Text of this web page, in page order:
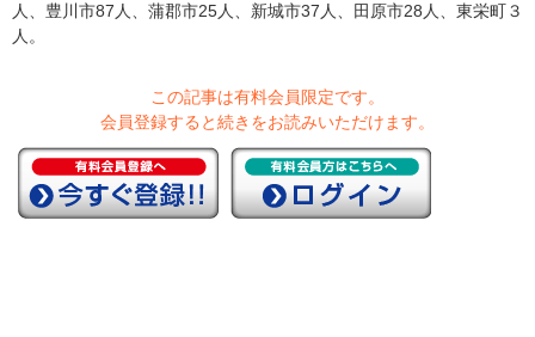
人、豊川市87人、蒲郡市25人、新城市37人、田原市28人、東栄町３
人。
この記事は有料会員限定です。
会員登録すると続きをお読みいただけます。